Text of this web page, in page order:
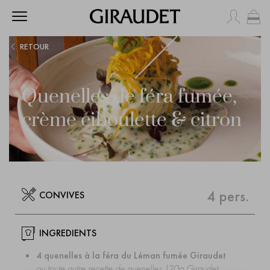
RETOUR
Quenelles de féra fumée,
crème ciboulette & citron
CONVIVES 4 pers.
INGREDIENTS
4 quenelles à la féra du Léman fumée Giraudet